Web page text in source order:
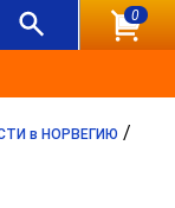
0
в НОРВЕГИЮ /